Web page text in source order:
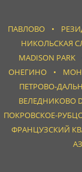
ПАВЛОВО
НИКОЛЬСКАЯ
MADISON PARK
ОНЕГИНО
ПЕТРОВО-
ВЕЛЕДНИКОВО
ПОКРОВСКОЕ-
ФРАНЦУЗСКИЙ